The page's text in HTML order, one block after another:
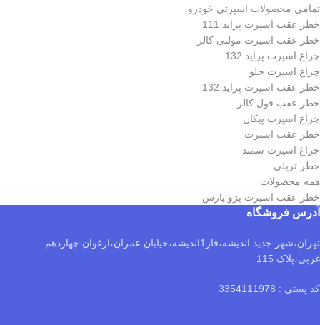
تمامی محصولات اسپرتی خودرو
خطر عقب اسپرت پراید 111
خطر عقب اسپرت مولتی کالر
چراغ اسپرت پراید 132
چراغ اسپرت جلو
خطر عقب اسپرت پراید 132
خطر عقب فول کالر
چراغ اسپرت پیکان
خطر عقب اسپرت
چراغ اسپرت سمند
خطر تریلی
همه محصولات
خطر عقب اسپرت پژو پارس
آدرس فروشگاه
تهران،شهر جدید اندیشه،فاز1اندیشه،خیابان عمران،ارغوان چهاردهم
غربی،پلاک 115
کد پستی : 3354111978